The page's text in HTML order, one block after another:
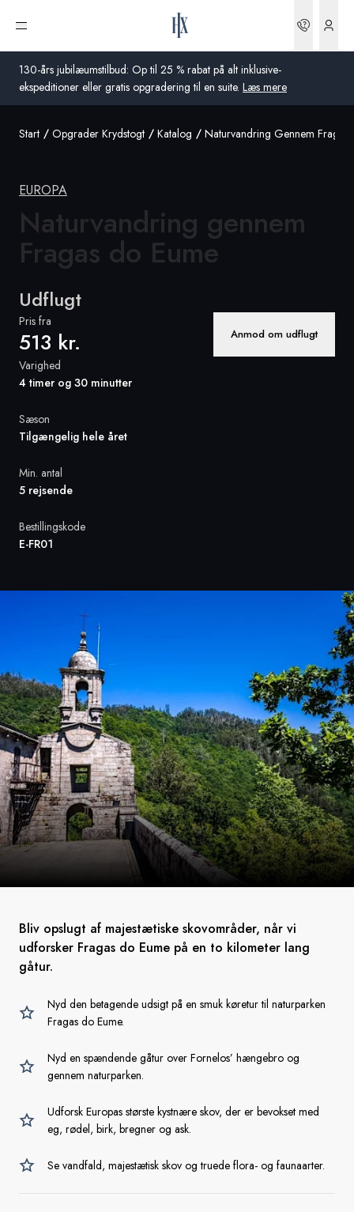
130-års jubilæumstilbud: Op til 25 % rabat på alt inklusive-
ekspeditioner eller gratis opgradering til en suite. Læs mere
Åbn menu
DanmarkFrankrig
Sverige
Global
Start Opgrader Krydstogt Katalog Naturvandring Gennem Fragas
EUROPA
Naturvandring gennem
Fragas do Eume
Udflugt
Pris fra
513 kr. Anmod om udflugt
Varighed
4 timer og 30 minutter
Sæson
Tilgængelig hele året
Min. antal
5 rejsende
Bestillingskode
E-FR01
Bliv opslugt af majestætiske skovområder, når vi
udforsker Fragas do Eume på en to kilometer lang
gåtur.
Nyd den betagende udsigt på en smuk køretur til naturparken
Fragas do Eume.
Nyd en spændende gåtur over Fornelos’ hængebro og
gennem naturparken.
Udforsk Europas største kystnære skov, der er bevokset med
eg, rødel, birk, bregner og ask.
Se vandfald, majestætisk skov og truede flora- og faunaarter.